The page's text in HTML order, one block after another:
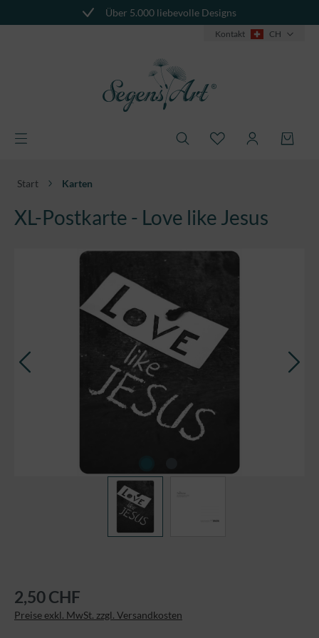
Über 5.000 liebevolle Designs
Kontakt CH
Start Karten
XL-Postkarte - Love like Jesus
Bildergalerie überspringen
2,50 CHF
Preise exkl. MwSt. zzgl. Versandkosten